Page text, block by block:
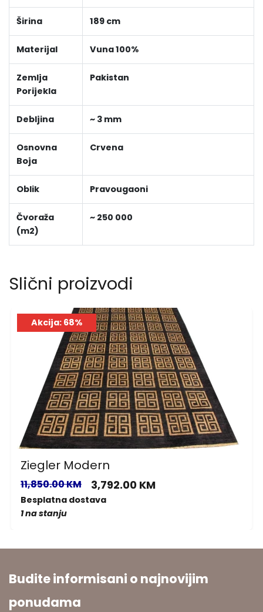
Širina 189 cm
Materijal Vuna 100%
Zemlja
Porijekla
Pakistan
Debljina ~ 3 mm
Osnovna
Boja
Crvena
Oblik Pravougaoni
Čvoraža
(m2)
~ 250 000
Slični proizvodi
Akcija: 68%
Ziegler Modern
11,850.00 KM 3,792.00 KM
Besplatna dostava
1 na stanju
Budite informisani o najnovijim
ponudama